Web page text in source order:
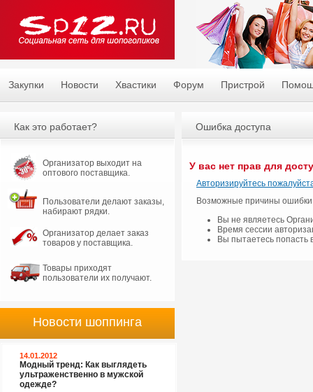
Закупки Новости Хвастики Форум Пристрой
Ошибка доступа
У вас нет прав для
Авторизируйтесь
Возможные причины
Вы не являетесь
Время сессии
Вы пытаетесь попасть
Как это работает?
Организатор выходит на
оптового поставщика.
Пользователи делают заказы,
набирают рядки.
Организатор делает заказ
товаров у поставщика.
Товары приходят
пользователи их получают.
Новости шоппинга
14.01.2012
Модный тренд: Как выглядеть
ультраженственно в мужской
одежде?